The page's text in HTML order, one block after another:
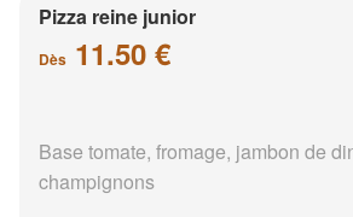
Pizza reine junior
Dès 11.50 €
Base tomate, fromage, jambon de
champignons